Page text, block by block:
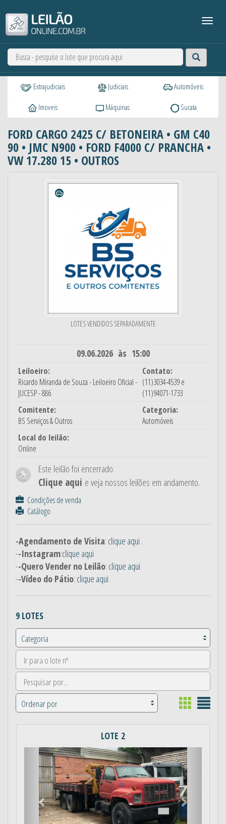
Extrajudiciais Judiciais Automóveis
Imoveis Máquinas Sucata
FORD CARGO 2425 C/ BETONEIRA • GM C40
90 • JMC N900 • FORD F4000 C/ PRANCHA •
VW 17.280 15 • OUTROS
LOTES VENDIDOS SEPARADAMENTE
09.06.2026 às 15:00
Leiloeiro:
Ricardo Miranda de Souza - Leiloeiro Oficial -
JUCESP - 886
Contato:
(11)3034-4539 e
(11)94071-1733
Comitente:
BS Serviços & Outros
Categoria:
Automóveis
Local do leilão:
Online
Este leilão foi encerrado.
Clique aqui e veja nossos leilões em andamento.
Condições de venda
Catálogo
-Agendamento de Visita: clique aqui .
--Instagram:clique aqui
--Quero Vender no Leilão: clique aqui
--Vídeo do Pátio: clique aqui
9 LOTES
LOTE 2
Anterior